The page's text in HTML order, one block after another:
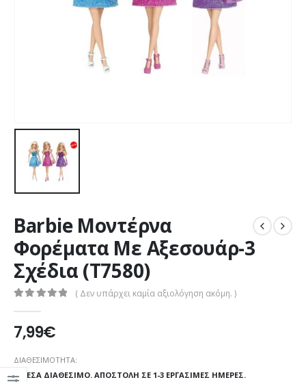
Barbie Μοντέρνα
Φορέματα Με Αξεσουάρ-3
Σχέδια (T7580)
( Δεν υπάρχει καμία αξιολόγηση ακόμη. )
7,99€
ΔΙΑΘΕΣΙΜΌΤΗΤΑ:
ΆΜΕΣΑ ΔΙΑΘΈΣΙΜΟ. ΑΠΟΣΤΟΛΉ ΣΕ 1-3 ΕΡΓΆΣΙΜΕΣ ΗΜΈΡΕΣ.